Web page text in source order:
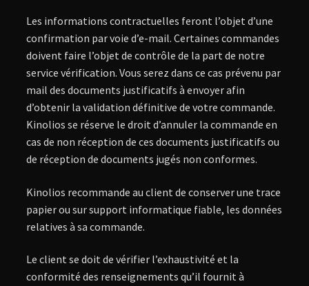
Les informations contractuelles feront l’objet d’une
confirmation par voie d’e-mail. Certaines commandes
doivent faire l’objet de contrôle de la part de notre
service vérification. Vous serez dans ce cas prévenu par
mail des documents justificatifs à envoyer afin
d’obtenir la validation définitive de votre commande.
Kinolios se réserve le droit d’annuler la commande en
cas de non réception de ces documents justificatifs ou
de réception de documents jugés non conformes.
Kinolios recommande au client de conserver une trace
papier ou sur support informatique fiable, les données
relatives à sa commande.
Le client se doit de vérifier l’exhaustivité et la
conformité des renseignements qu’il fournit à